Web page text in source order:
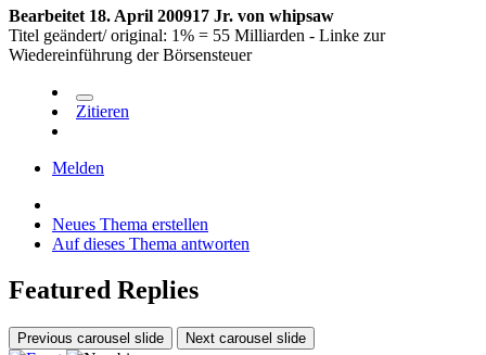
Bearbeitet 18. April 200917 Jr. von whipsaw
Titel geändert/ original: 1% = 55 Milliarden - Linke zur
Wiedereinführung der Börsensteuer
Zitieren
Melden
Neues Thema erstellen
Auf dieses Thema antworten
Featured Replies
Previous carousel slide Next carousel slide